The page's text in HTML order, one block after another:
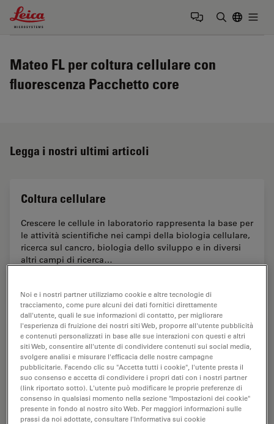
Leica Microsystems Logo
Mateo FL per coltura cellulare con
fluorescenza Pacchetto core
Legga i nostri ultimi articoli
Coltura cellulare
Crescere le cellule in laboratorio rappresenta la base per
le attività scientifiche nei campi della biologia cellulare,
ricerca sul cancro, biologia dello sviluppo e in diversi
altri campi di ricerca…
Biofarma
Per il settore biofarmaceutico, le soluzioni Leica
contribuiscono ad accelerare la scoperta di farmaci, a
migliorare l'analisi cellulare e a supportare l'integrità
dei dati nel rispetto delle…
Noi e i nostri partner utilizziamo cookie e altre tecnologie di
tracciamento, come pure alcuni dei dati fornitici direttamente
dall'utente, quali le sue informazioni di contatto, per migliorare
l'esperienza di fruizione dei nostri siti Web, proporre all'utente pubblicità
e contenuti personalizzati in base alle sue interazioni con questi e altri
siti Web, consentire all'utente di condividere contenuti sui social media,
svolgere analisi e misurare l'efficacia delle nostre campagne
pubblicitarie. Facendo clic su "Accetta tutti i cookie", l'utente presta il
suo consenso e accetta di condividere i propri dati con i nostri partner
(link riportato sotto). L'utente può modificare le proprie preferenze di
consenso in qualsiasi momento nella sezione "Impostazioni dei cookie"
presente in fondo al nostro sito Web. Per maggiori informazioni sulle
prassi da noi adottate, consultare l'Informativa sui cookie